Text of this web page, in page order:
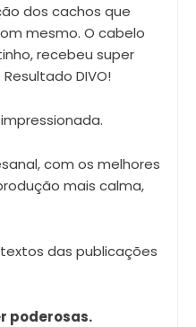
dos cachos que
mesmo. O cabelo
recebeu super
DIVO!
com os melhores
mais calma,
das publicações
poderosas.